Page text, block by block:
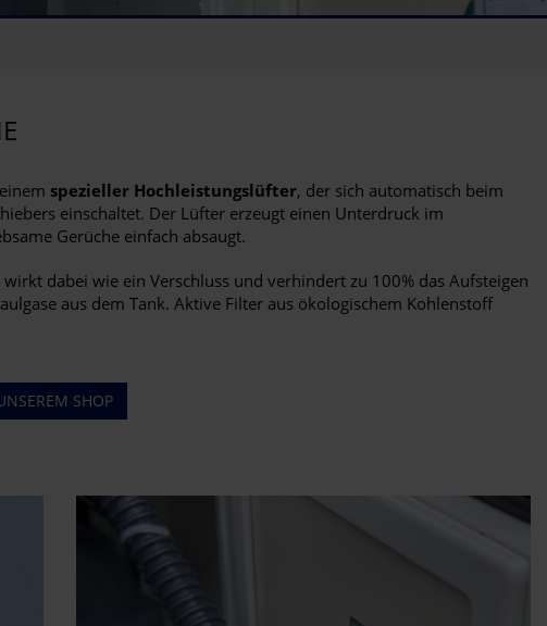
spezieller Hochleistungslüfter, der sich automatisch beim
einschaltet. Der Lüfter erzeugt einen Unterdruck im
Gerüche einfach absaugt.
dabei wie ein Verschluss und verhindert zu 100% das Aufsteigen
aus dem Tank. Aktive Filter aus ökologischem Kohlenstoff
SHOP